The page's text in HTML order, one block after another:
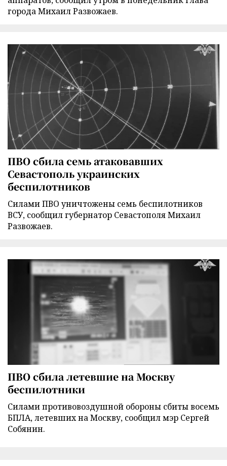
города Михаил Развожаев.
ПВО сбила семь атаковавших
Севастополь украинских
беспилотников
Силами ПВО уничтожены семь беспилотников
ВСУ, сообщил губернатор Севастополя Михаил
Развожаев.
ПВО сбила летевшие на Москву
беспилотники
Силами противовоздушной обороны сбиты восемь
БПЛА, летевших на Москву, сообщил мэр Сергей
Собянин.